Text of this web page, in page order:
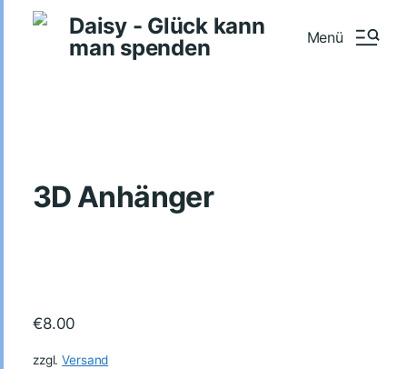
Daisy - Glück kann
man spenden
Menü
3D Anhänger
€8.00
zzgl.Versand